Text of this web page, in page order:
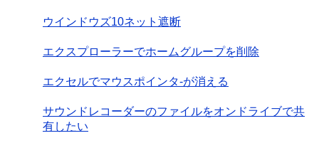
ウインドウズ10ネット遮断
エクスプローラーでホームグループを削除
エクセルでマウスポインタ-が消える
サウンドレコーダーのファイルをオンドライブで共
有したい